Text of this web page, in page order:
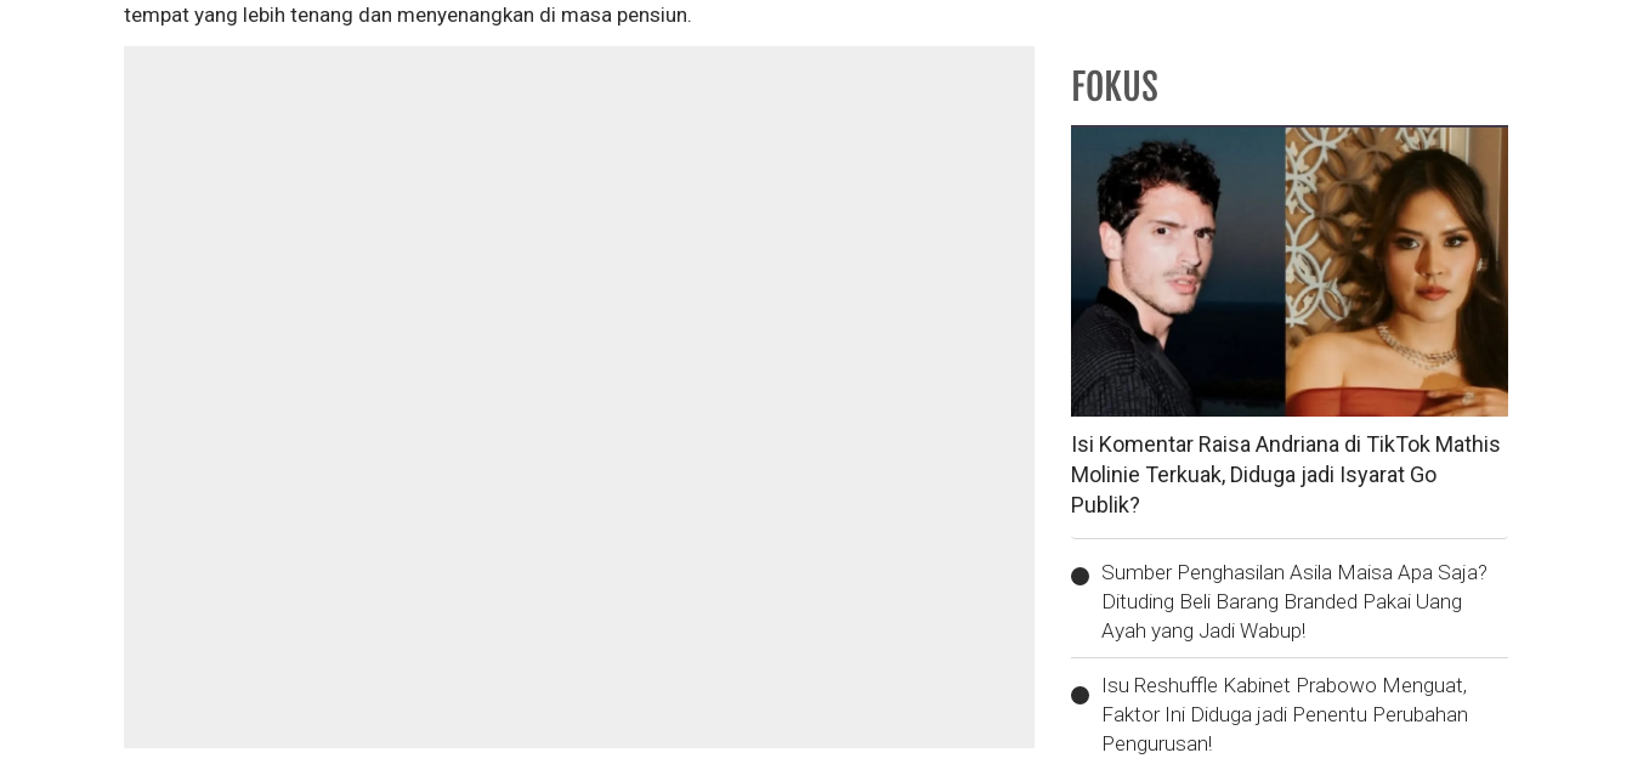
tempat yang lebih tenang dan menyenangkan di masa pensiun.
FOKUS
Isi Komentar Raisa Andriana di TikTok Mathis
Molinie Terkuak, Diduga jadi Isyarat Go
Publik?
Sumber Penghasilan Asila Maisa Apa Saja?
Dituding Beli Barang Branded Pakai Uang
Ayah yang Jadi Wabup!
Isu Reshuffle Kabinet Prabowo Menguat,
Faktor Ini Diduga jadi Penentu Perubahan
Pengurusan!